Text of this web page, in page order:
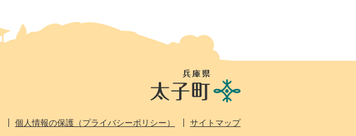
庫
県
子
個人情報の保護（プライバシーポリシー） サイトマップ